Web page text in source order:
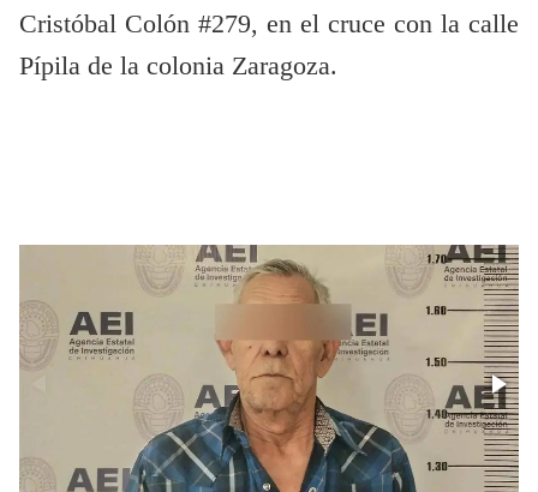
Cristóbal Colón #279, en el cruce con la calle
Pípila de la colonia Zaragoza.